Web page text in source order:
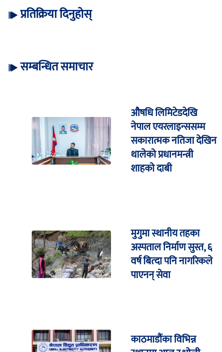
प्रतिक्रिया दिनुहोस्
सम्बन्धित समाचार
औषधि लिमिटेडदेखि
नेपाल एयरलाइन्ससम्म
सकारात्मक नतिजा देखिन
थालेको प्रधानमन्त्री
शाहको दाबी
मुगुमा स्थानीय तहका
अस्पताल निर्माण सुस्त, ६
वर्ष बित्दा पनि नागरिकले
पाएनन् सेवा
काठमाडौंका विभिन्न